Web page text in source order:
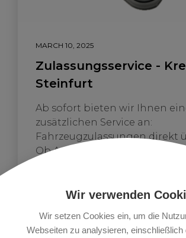
MARCH 10, 2025
Zulassungsservice -
Steinfurt
Ab sofort bieten wir Ihnen
zusätzlichen Service an:
Fahrzeugzulassungen direkt
Ob An-, Ab- oder Ummeldung
Ihnen Zeit und Aufwand.
Sie uns gerne an!
Wir verwenden
Wir setzen Cookies ein, um die
Webseiten zu analysieren, einschließlich